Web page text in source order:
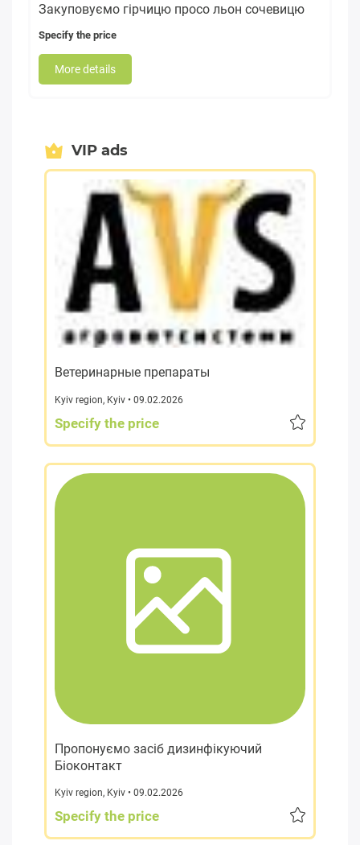
Закуповуємо гірчицю просо льон сочевицю
Specify the price
More details
VIP ads
Ветеринарные препараты
Kyiv region, Kyiv • 09.02.2026
Specify the price
Пропонуємо засіб дизинфікуючий
Біоконтакт
Kyiv region, Kyiv • 09.02.2026
Specify the price